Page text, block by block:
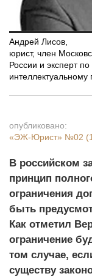
Андрей Лисов,
юрист, член
России и эксперт
интеллектуальному
опубликовано:
«ЭЖ-Юрист» №02
В российском
принцип
ограничения
быть
Как отметил
ограничение
том случае,
существу